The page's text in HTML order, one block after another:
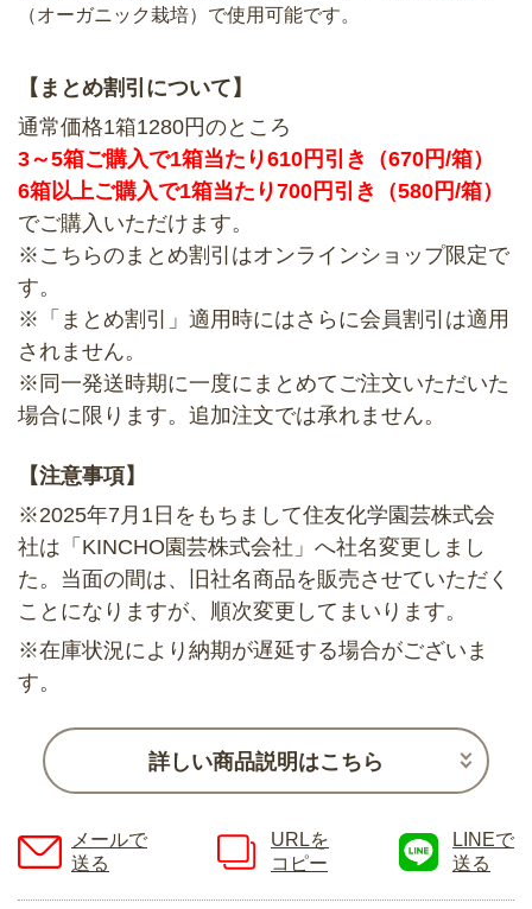
（オーガニック栽培）で使用可能です。
【まとめ割引について】
通常価格1箱1280円のところ
3～5箱ご購入で1箱当たり610円引き（670円/箱）
6箱以上ご購入で1箱当たり700円引き（580円/箱）
でご購入いただけます。
※こちらのまとめ割引はオンラインショップ限定で
す。
※「まとめ割引」適用時にはさらに会員割引は適用
されません。
※同一発送時期に一度にまとめてご注文いただいた
場合に限ります。追加注文では承れません。
【注意事項】
※2025年7月1日をもちまして住友化学園芸株式会
社は「KINCHO園芸株式会社」へ社名変更しまし
た。当面の間は、旧社名商品を販売させていただく
ことになりますが、順次変更してまいります。
※在庫状況により納期が遅延する場合がございま
す。
詳しい商品説明はこちら
メールで
送る
URLを
コピー
LINEで
送る